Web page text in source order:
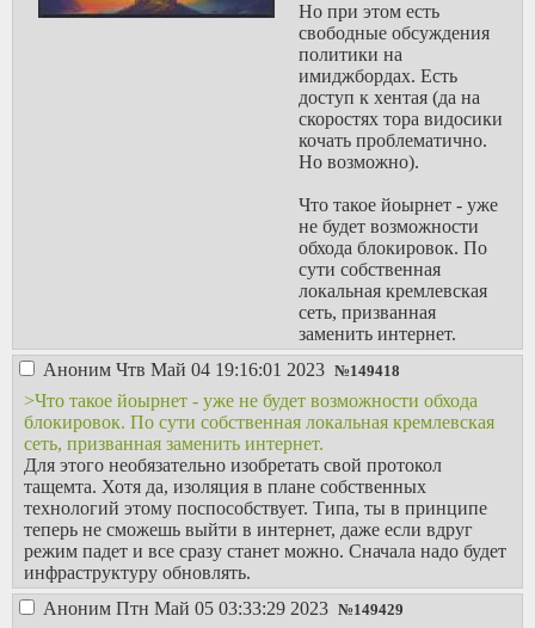
Но при этом есть
свободные обсуждения
политики на
имиджбордах. Есть
доступ к хентая (да на
скоростях тора видосики
кочать проблематично.
Но возможно).
Что такое йоырнет - уже
не будет возможности
обхода блокировок. По
сути собственная
локальная кремлевская
сеть, призванная
заменить интернет.
Аноним Чтв Май 04 19:16:01 2023 №149418
>Что такое йоырнет - уже не будет возможности обхода
блокировок. По сути собственная локальная кремлевская
сеть, призванная заменить интернет.
Для этого необязательно изобретать свой протокол
тащемта. Хотя да, изоляция в плане собственных
технологий этому поспособствует. Типа, ты в принципе
теперь не сможешь выйти в интернет, даже если вдруг
режим падет и все сразу станет можно. Сначала надо будет
инфраструктуру обновлять.
Аноним Птн Май 05 03:33:29 2023 №149429